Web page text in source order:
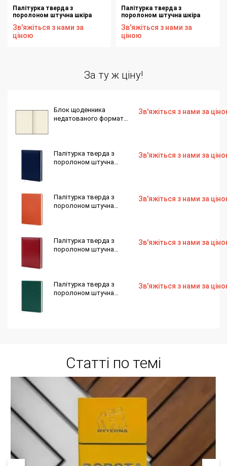
Палітурка тверда з
поролоном штучна шкіра
блоку ф. 145х202 176 аркушів
Зв'яжіться з нами за
ціною
Палітурка тверда з
поролоном штучна шкіра
ф. 145х202 176 аркушів
Зв'яжіться з нами за
ціною
За ту ж ціну!
Блок щоденника
недатованого формат
Зв'яжіться з нами за
Палітурка тверда з
поролоном штучна
Зв'яжіться з нами за
Палітурка тверда з
поролоном штучна
Зв'яжіться з нами за
Палітурка тверда з
поролоном штучна
Зв'яжіться з нами за
Палітурка тверда з
поролоном штучна
Зв'яжіться з нами за
Статті по темі